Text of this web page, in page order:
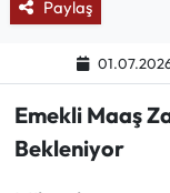
Paylaş
Emekli Maaş
Bekleniyor
Mektup